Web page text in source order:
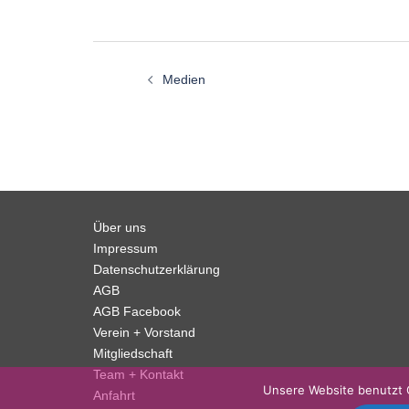
Medien
Über uns
Impressum
Datenschutzerklärung
AGB
AGB Facebook
Verein + Vorstand
Mitgliedschaft
Team + Kontakt
Anfahrt
Unsere Website benutzt